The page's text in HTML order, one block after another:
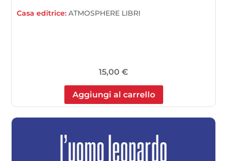
Casa editrice:ATMOSPHERE LIBRI
15,00 €
Aggiungi al carrello